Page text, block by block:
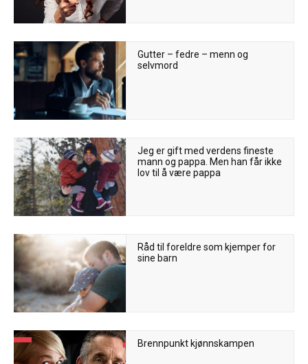
Gutter – fedre – menn og
selvmord
Jeg er gift med verdens fineste
mann og pappa. Men han får ikke
lov til å være pappa
Råd til foreldre som kjemper for
sine barn
Brennpunkt kjønnskampen